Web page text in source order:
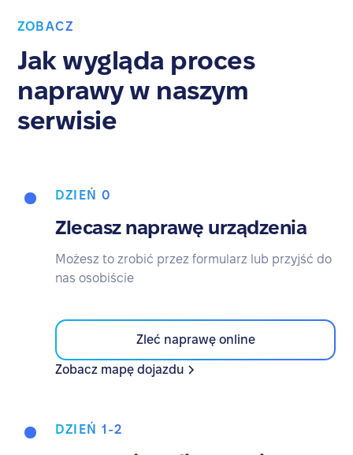
ZOBACZ
Jak wygląda proces
naprawy w naszym
serwisie
DZIEŃ 0
Zlecasz naprawę urządzenia
Możesz to zrobić przez formularz lub przyjść do
nas osobiście
Zleć naprawę online
Zobacz mapę dojazdu
DZIEŃ 1-2